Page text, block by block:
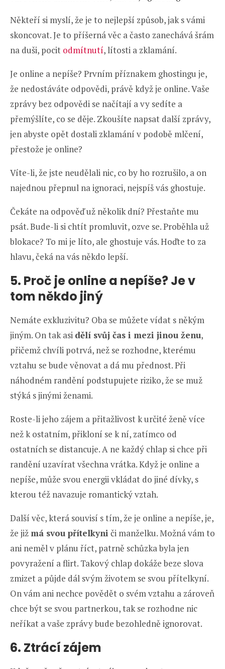
Někteří si myslí, že je to nejlepší způsob, jak s vámi
skoncovat. Je to příšerná věc a často zanechává šrám
na duši, pocit odmítnutí, lítosti a zklamání.
Je online a nepíše? Prvním příznakem ghostingu je,
že nedostáváte odpovědi, právě když je online. Vaše
zprávy bez odpovědi se načítají a vy sedíte a
přemýšlíte, co se děje. Zkoušíte napsat další zprávy,
jen abyste opět dostali zklamání v podobě mlčení,
přestože je online?
Víte-li, že jste neudělali nic, co by ho rozrušilo, a on
najednou přepnul na ignoraci, nejspíš vás ghostuje.
Čekáte na odpověď už několik dní? Přestaňte mu
psát. Bude-li si chtít promluvit, ozve se. Proběhla už
blokace? To mi je líto, ale ghostuje vás. Hoďte to za
hlavu, čeká na vás někdo lepší.
5. Proč je online a nepíše? Je v
tom někdo jiný
Nemáte exkluzivitu? Oba se můžete vídat s někým
jiným. On tak asi dělí svůj čas i mezi jinou ženu,
přičemž chvíli potrvá, než se rozhodne, kterému
vztahu se bude věnovat a dá mu přednost. Při
náhodném randění podstupujete riziko, že se muž
stýká s jinými ženami.
Roste-li jeho zájem a přitažlivost k určité ženě více
než k ostatním, přikloní se k ní, zatímco od
ostatních se distancuje. A ne každý chlap si chce při
randění uzavírat všechna vrátka. Když je online a
nepíše, může svou energii vkládat do jiné dívky, s
kterou též navazuje romantický vztah.
Další věc, která souvisí s tím, že je online a nepíše, je,
že již má svou přítelkyni či manželku. Možná vám to
ani neměl v plánu říct, patrně schůzka byla jen
povyražení a flirt. Takový chlap dokáže beze slova
zmizet a půjde dál svým životem se svou přítelkyní.
On vám ani nechce povědět o svém vztahu a zároveň
chce být se svou partnerkou, tak se rozhodne nic
neříkat a vaše zprávy bude bezohledně ignorovat.
6. Ztrácí zájem